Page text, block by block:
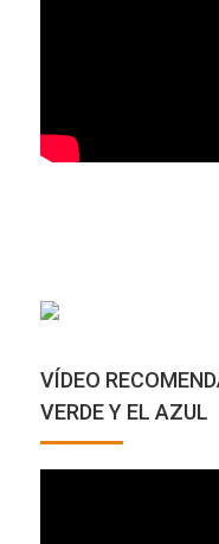
VÍDEO
VERDE Y EL AZUL